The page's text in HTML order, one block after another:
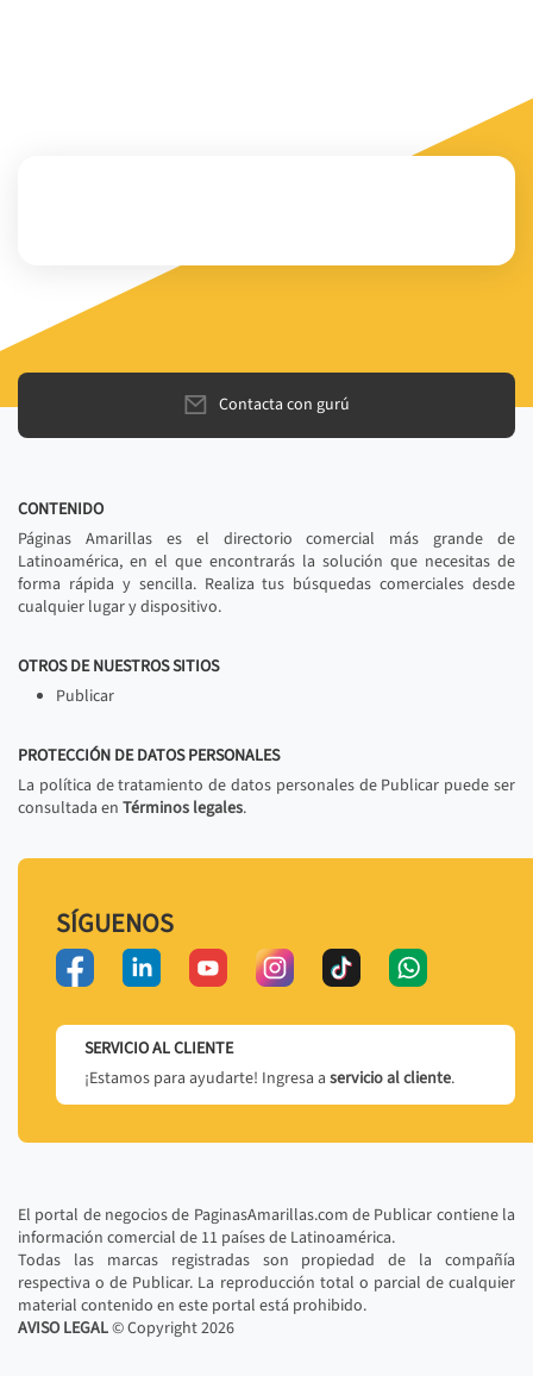
Contacta con gurú
CONTENIDO
Páginas Amarillas es el directorio comercial más grande de
Latinoamérica, en el que encontrarás la solución que necesitas de
forma rápida y sencilla. Realiza tus búsquedas comerciales desde
cualquier lugar y dispositivo.
OTROS DE NUESTROS SITIOS
Publicar
PROTECCIÓN DE DATOS PERSONALES
La política de tratamiento de datos personales de Publicar puede ser
consultada en Términos legales.
SÍGUENOS
SERVICIO AL CLIENTE
¡Estamos para ayudarte! Ingresa a servicio al cliente.
El portal de negocios de PaginasAmarillas.com de Publicar contiene la
información comercial de 11 países de Latinoamérica.
Todas las marcas registradas son propiedad de la compañía
respectiva o de Publicar. La reproducción total o parcial de cualquier
material contenido en este portal está prohibido.
AVISO LEGAL© Copyright2026